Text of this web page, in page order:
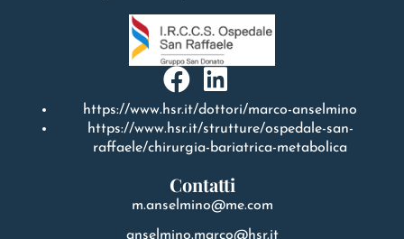
https://www.hsr.it/dottori/marco-anselmino
https://www.hsr.it/strutture/ospedale-san-
raffaele/chirurgia-bariatrica-metabolica
Contatti
m.anselmino@me.com
anselmino.marco@hsr.it